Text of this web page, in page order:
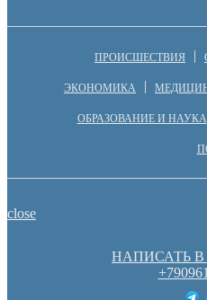
ПРОИСШЕСТВИЯ
ЭКОНОМИКА
ОБРАЗОВАНИЕ И НАУКА
close
НАПИСАТЬ